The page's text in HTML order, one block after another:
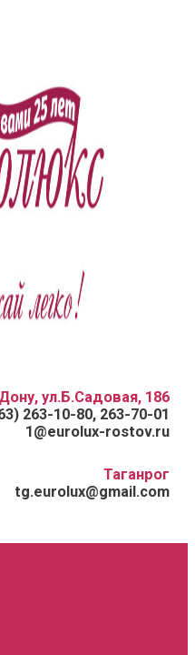
ул.Б.Садовая, 186
263-10-80, 263-70-01
1@eurolux-rostov.ru
Таганрог
tg.eurolux@gmail.com